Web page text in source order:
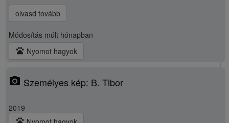
olvasd tovább
Módosítás múlt hónapban
pets Nyomot hagyok
photo_camera Személyes kép: B. Tibor
2019
pets